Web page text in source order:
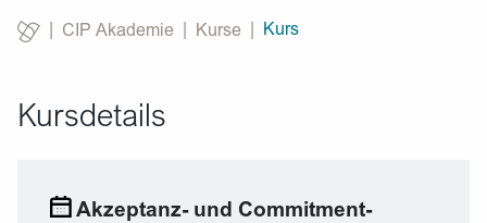
CIP Akademie Kurse
Current:
Kurs
Kursdetails
Akzeptanz- und Commitment-